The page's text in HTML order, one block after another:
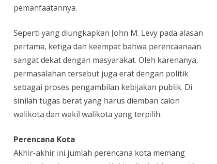
pemanfaatannya.
Seperti yang diungkapkan John M. Levy pada alasan
pertama, ketiga dan keempat bahwa perencaanaan
sangat dekat dengan masyarakat. Oleh karenanya,
permasalahan tersebut juga erat dengan politik
sebagai proses pengambilan kebijakan publik. Di
sinilah tugas berat yang harus diemban calon
walikota dan wakil walikota yang terpilih.
Perencana Kota
Akhir-akhir ini jumlah perencana kota memang